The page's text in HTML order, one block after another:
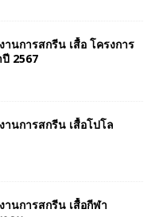
านการสกรีน เสื้อ โครงการ
2567
านการสกรีน เสื้อโปโล
านการสกรีน เสื้อกีฬา